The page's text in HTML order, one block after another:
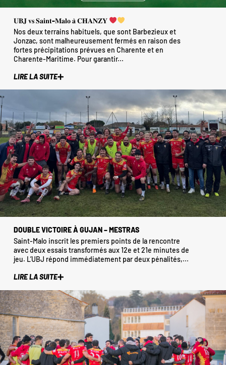
𝐔𝐁𝐉 𝐯𝐬 𝐒𝐚𝐢𝐧𝐭-𝐌𝐚𝐥𝐨 𝐚̀ 𝐂𝐇𝐀𝐍𝐙𝐘
Nos deux terrains habituels, que sont Barbezieux et
Jonzac, sont malheureusement fermés en raison des
fortes précipitations prévues en Charente et en
Charente-Maritime. Pour garantir...
LIRE LA SUITE
DOUBLE VICTOIRE À GUJAN – MESTRAS
Saint-Malo inscrit les premiers points de la rencontre
avec deux essais transformés aux 12e et 21e minutes de
jeu. L’UBJ répond immédiatement par deux pénalités,...
LIRE LA SUITE